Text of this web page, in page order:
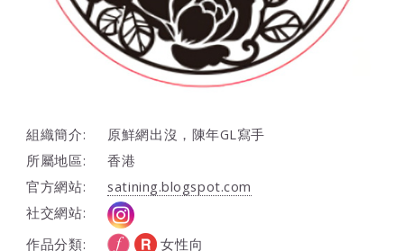
組織簡介:
原鮮網出沒，陳年GL寫手
所屬地區:
香港
官方網站:
satining.blogspot.com
社交網站:
作品分類:
女性向